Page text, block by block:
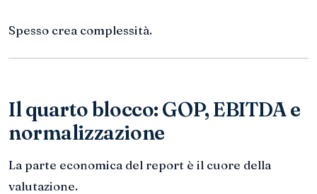
Spesso crea complessità.
Il quarto blocco: GOP, EBITDA e
normalizzazione
La parte economica del report è il cuore della
valutazione.